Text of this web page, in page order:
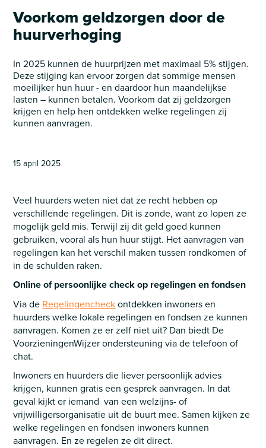
Voorkom geldzorgen door de
huurverhoging
In 2025 kunnen de huurprijzen met maximaal 5% stijgen.
Deze stijging kan ervoor zorgen dat sommige mensen
moeilijker hun huur - en daardoor hun maandelijkse
lasten – kunnen betalen. Voorkom dat zij geldzorgen
krijgen en help hen ontdekken welke regelingen zij
kunnen aanvragen.
15 april 2025
Veel huurders weten niet dat ze recht hebben op
verschillende regelingen. Dit is zonde, want zo lopen ze
mogelijk geld mis. Terwijl zij dit geld goed kunnen
gebruiken, vooral als hun huur stijgt. Het aanvragen van
regelingen kan het verschil maken tussen rondkomen of
in de schulden raken.
Online of persoonlijke check op regelingen en fondsen
Via de Regelingencheckontdekken inwoners en
huurders welke lokale regelingen en fondsen ze kunnen
aanvragen. Komen ze er zelf niet uit? Dan biedt De
VoorzieningenWijzer ondersteuning via de telefoon of
chat.
Inwoners en huurders die liever persoonlijk advies
krijgen, kunnen gratis een gesprek aanvragen. In dat
geval kijkt er iemand van een welzijns- of
vrijwilligersorganisatie uit de buurt mee. Samen kijken ze
welke regelingen en fondsen inwoners kunnen
aanvragen. En ze regelen ze dit direct.